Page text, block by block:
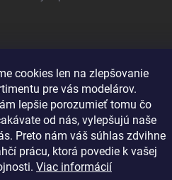
cookies len na zlepšovanie
pre vás modelárov.
lepšie porozumieť tomu čo
od nás, vylepšujú naše
Preto nám váš súhlas zdvihne
prácu, ktorá povedie k vašej
Viac informácií
údajov